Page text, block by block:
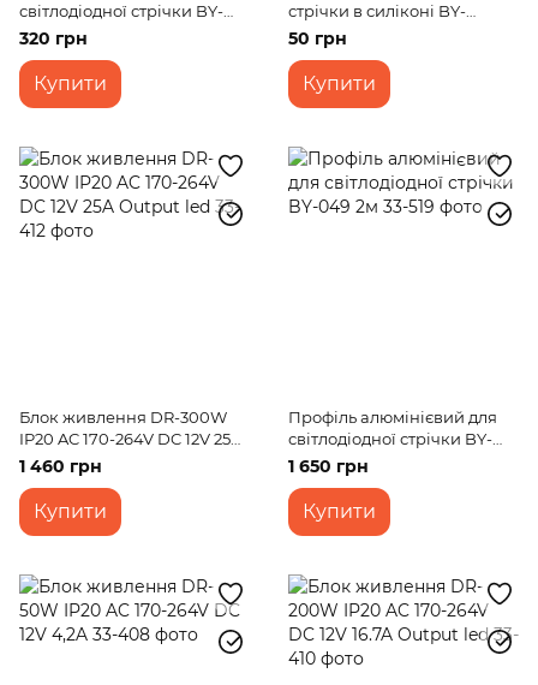
світлодіодної стрічки BY-
041 2м
320 грн
Купити
стрічки в силіконі BY-
028/60 CLIP
50 грн
Купити
Блок живлення DR-300W
IP20 AC 170-264V DC 12V 25A
Output led
1 460 грн
Купити
Профіль алюмінієвий для
світлодіодної стрічки BY-
049 2м
1 650 грн
Купити